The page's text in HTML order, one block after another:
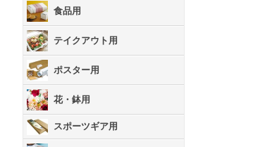
食品用
テイクアウト用
ポスター用
花・鉢用
スポーツギア用